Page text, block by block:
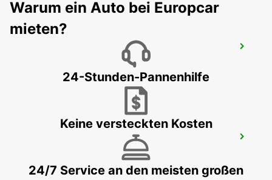
MANNHEIM HAUPTBAHNHOF
Warum ein Auto bei Europcar
mieten?
24-Stunden-Pannenhilfe
Keine versteckten Kosten
24/7 Service an den meisten großen